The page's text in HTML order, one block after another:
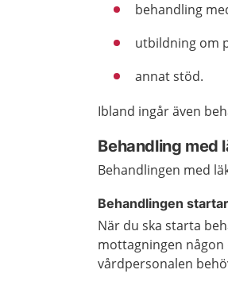
behandling
utbildning om
annat stöd.
Ibland ingår även
Behandling med
Behandlingen med
Behandlingen startar
När du ska starta
mottagningen
vårdpersonalen